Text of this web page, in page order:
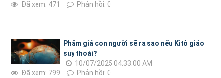
Đã xem: 471
Phản hồi: 0
Phẩm giá con người sẽ ra sao nếu Kitô giáo
suy thoái?
10/07/2025 04:33:00 AM
Đã xem: 799
Phản hồi: 0